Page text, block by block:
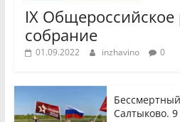
IX Общероссийское
собрание
01.09.2022 inzhavino 0
Салтыково.